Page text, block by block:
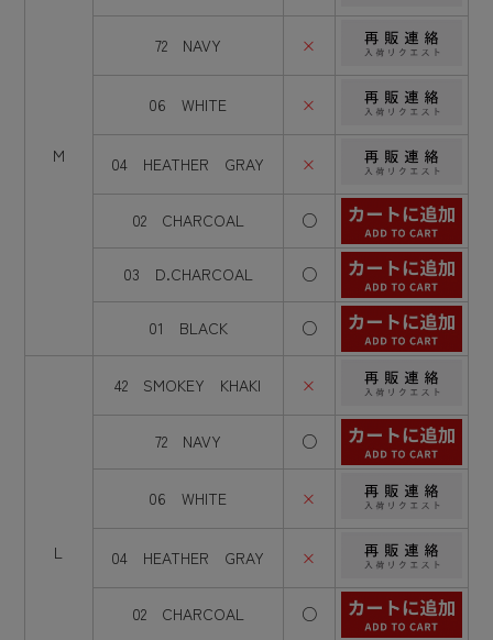
M
72 NAVY ×
06 WHITE ×
04 HEATHER GRAY ×
02 CHARCOAL ○
03 D.CHARCOAL ○
01 BLACK ○
L
42 SMOKEY KHAKI ×
72 NAVY ○
06 WHITE ×
04 HEATHER GRAY ×
02 CHARCOAL ○